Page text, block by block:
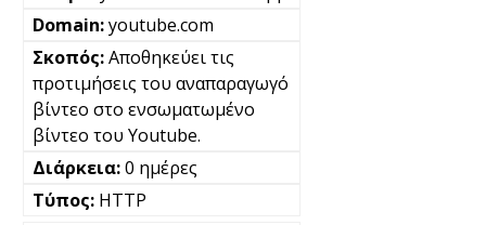
youtube.com
Αποθηκεύει τις
προτιμήσεις του αναπαραγωγό
βίντεο στο ενσωματωμένο
βίντεο του Youtube.
0 ημέρες
HTTP